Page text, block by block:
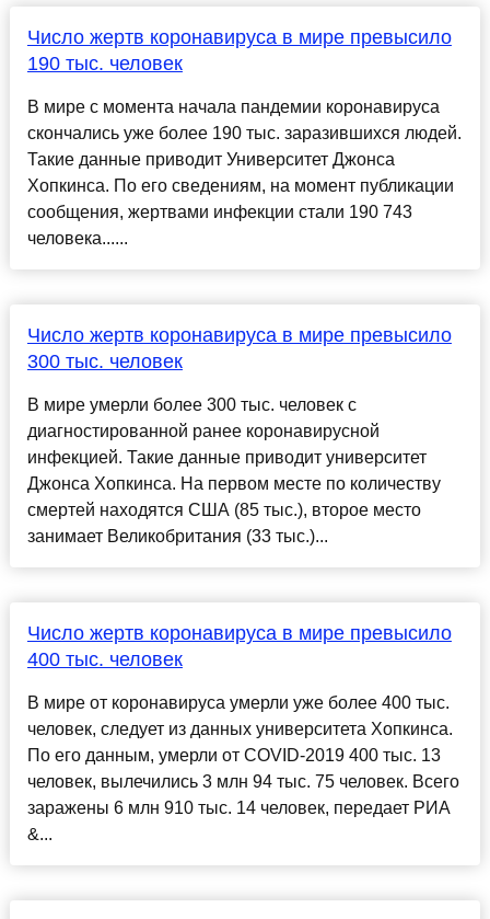
Число жертв коронавируса в мире превысило
190 тыс. человек
В мире с момента начала пандемии коронавируса
скончались уже более 190 тыс. заразившихся людей.
Такие данные приводит Университет Джонса
Хопкинса. По его сведениям, на момент публикации
сообщения, жертвами инфекции стали 190 743
человека......
Число жертв коронавируса в мире превысило
300 тыс. человек
В мире умерли более 300 тыс. человек с
диагностированной ранее коронавирусной
инфекцией. Такие данные приводит университет
Джонса Хопкинса. На первом месте по количеству
смертей находятся США (85 тыс.), второе место
занимает Великобритания (33 тыс.)...
Число жертв коронавируса в мире превысило
400 тыс. человек
В мире от коронавируса умерли уже более 400 тыс.
человек, следует из данных университета Хопкинса.
По его данным, умерли от COVID-2019 400 тыс. 13
человек, вылечились 3 млн 94 тыс. 75 человек. Всего
заражены 6 млн 910 тыс. 14 человек, передает РИА
&...